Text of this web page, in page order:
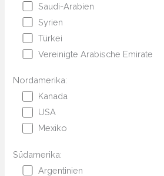
Saudi-Arabien
Syrien
Türkei
Vereinigte Arabische Emirate
Nordamerika:
Kanada
USA
Mexiko
Südamerika:
Argentinien